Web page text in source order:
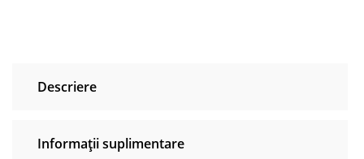
Descriere
Informații suplimentare